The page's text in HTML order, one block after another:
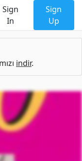
Sign
In
Sign
Up
indir.